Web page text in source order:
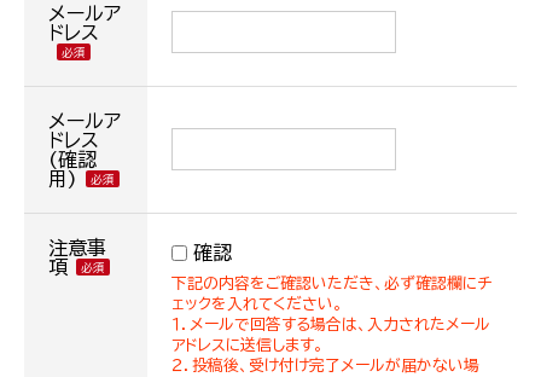
メールア
ドレス
メールア
ドレス
(確認
用)
注意事
項
確認
下記の内容をご確認いただき、必ず確認欄にチ
ェックを入れてください。
１．メールで回答する場合は、入力されたメール
アドレスに送信します。
２．投稿後、受け付け完了メールが届かない場